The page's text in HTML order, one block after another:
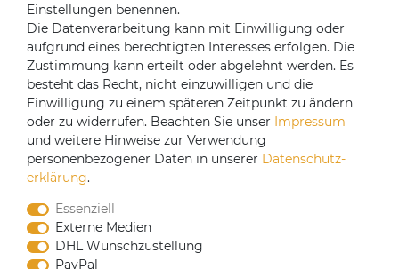
Registrieren
Versandpartner
Einstellungen benennen.
Die Datenverarbeitung kann mit Einwilligung oder
aufgrund eines berechtigten Interesses erfolgen. Die
Zustimmung kann erteilt oder abgelehnt werden. Es
besteht das Recht, nicht einzuwilligen und die
Einwilligung zu einem späteren Zeitpunkt zu ändern
oder zu widerrufen. Beachten Sie unser Impressum
und weitere Hinweise zur Verwendung
personenbezogener Daten in unserer Daten­schutz­
erklärung.
Essenziell
Externe Medien
DHL Wunschzustellung
PayPal